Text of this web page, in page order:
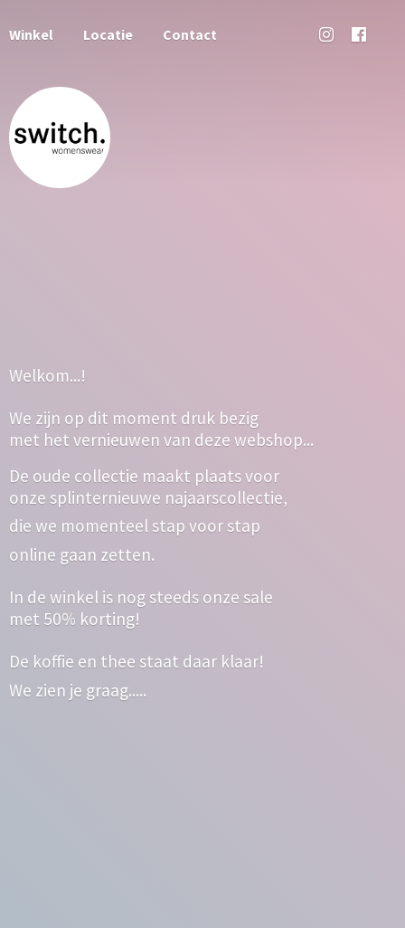
Winkel Locatie Contact
Welkom...!
We zijn op dit moment druk bezig
met het vernieuwen van deze webshop...
De oude collectie maakt plaats voor
onze splinternieuwe najaarscollectie,
die we momenteel stap voor stap
online gaan zetten.
In de winkel is nog steeds onze sale
met 50% korting!
De koffie en thee staat daar klaar!
We zien je graag.....